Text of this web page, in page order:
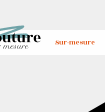
Sur-mesure